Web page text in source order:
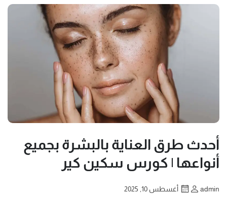
أحدث طرق العناية بالبشرة بجميع
أنواعها | كورس سكين كير
admin
أغسطس 10, 2025